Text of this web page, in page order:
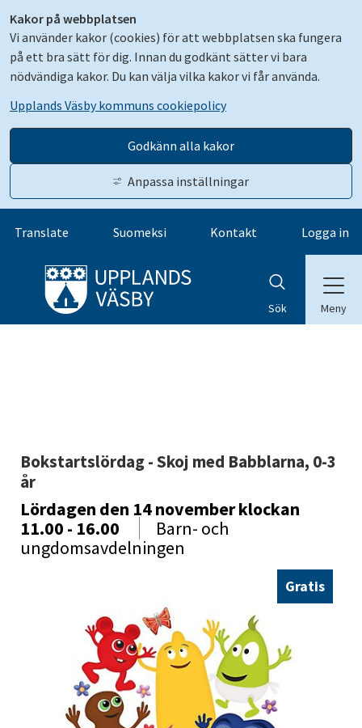
Kakor på webbplatsen
Vi använder kakor (cookies) för att webbplatsen ska fungera
på ett bra sätt för dig. Innan du godkänt sätter vi bara
nödvändiga kakor. Du kan välja vilka kakor vi får använda.
Upplands Väsby kommuns cookiepolicy
Godkänn alla kakor
Anpassa inställningar
Gå till innehåll
Translate Suomeksi Kontakt Logga in
Sök Meny
Bokstartslördag - Skoj med Babblarna, 0-3
år
Lördagen den 14 novemberklockan
11.00 - 16.00
Barn- och
ungdomsavdelningen
Gratis